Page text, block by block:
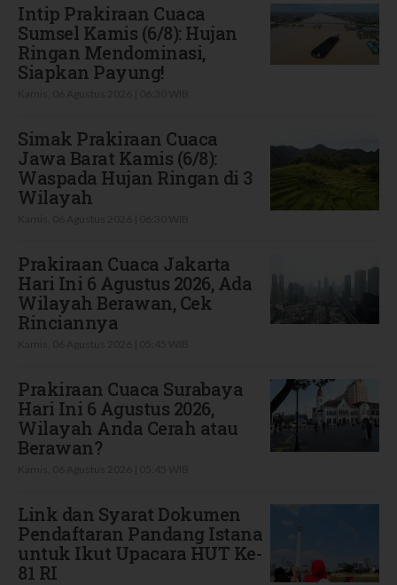
Intip Prakiraan Cuaca
Sumsel Kamis (6/8): Hujan
Ringan Mendominasi,
Siapkan Payung!
Simak Prakiraan Cuaca
Jawa Barat Kamis (6/8):
Waspada Hujan Ringan di 3
Wilayah
Prakiraan Cuaca Jakarta
Hari Ini 6 Agustus 2026, Ada
Wilayah Berawan, Cek
Rinciannya
Prakiraan Cuaca Surabaya
Hari Ini 6 Agustus 2026,
Wilayah Anda Cerah atau
Berawan?
Link dan Syarat Dokumen
Pendaftaran Pandang Istana
untuk Ikut Upacara HUT Ke-
81 RI